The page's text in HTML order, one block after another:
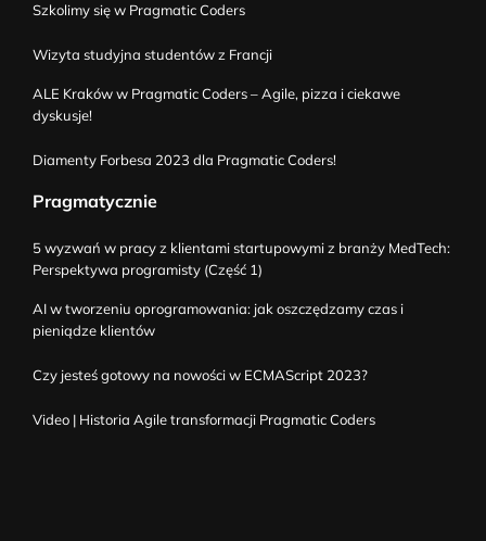
Szkolimy się w Pragmatic Coders
Wizyta studyjna studentów z Francji
ALE Kraków w Pragmatic Coders – Agile, pizza i ciekawe
dyskusje!
Diamenty Forbesa 2023 dla Pragmatic Coders!
Pragmatycznie
5 wyzwań w pracy z klientami startupowymi z branży MedTech:
Perspektywa programisty (Część 1)
AI w tworzeniu oprogramowania: jak oszczędzamy czas i
pieniądze klientów
Czy jesteś gotowy na nowości w ECMAScript 2023?
Video | Historia Agile transformacji Pragmatic Coders